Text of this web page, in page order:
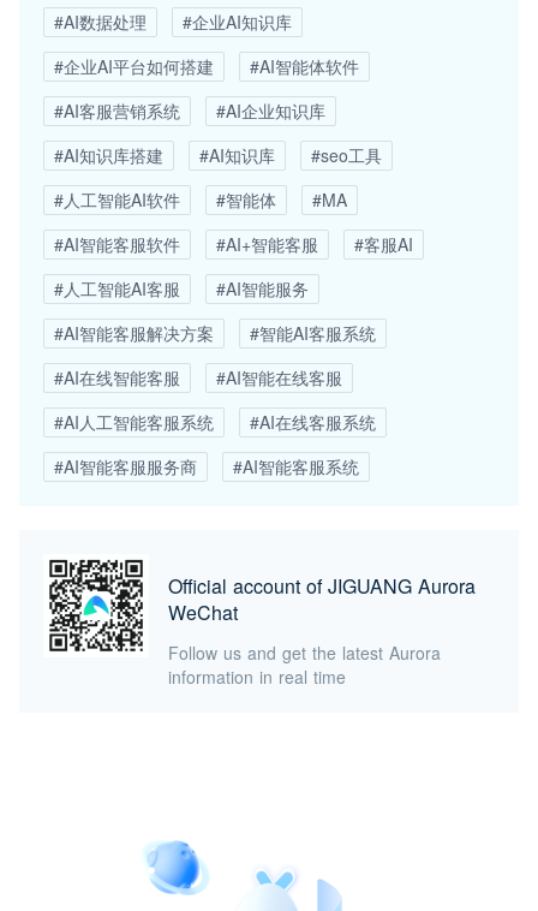
#AI数据处理
#企业AI知识库
#企业AI平台如何搭建
#AI智能体软件
#AI客服营销系统
#AI企业知识库
#AI知识库搭建
#AI知识库
#seo工具
#人工智能AI软件
#智能体
#MA
#AI智能客服软件
#AI+智能客服
#客服AI
#人工智能AI客服
#AI智能服务
#AI智能客服解决方案
#智能AI客服系统
#AI在线智能客服
#AI智能在线客服
#AI人工智能客服系统
#AI在线客服系统
#AI智能客服服务商
#AI智能客服系统
Official account of JIGUANG Aurora
WeChat
Follow us and get the latest Aurora
information in real time